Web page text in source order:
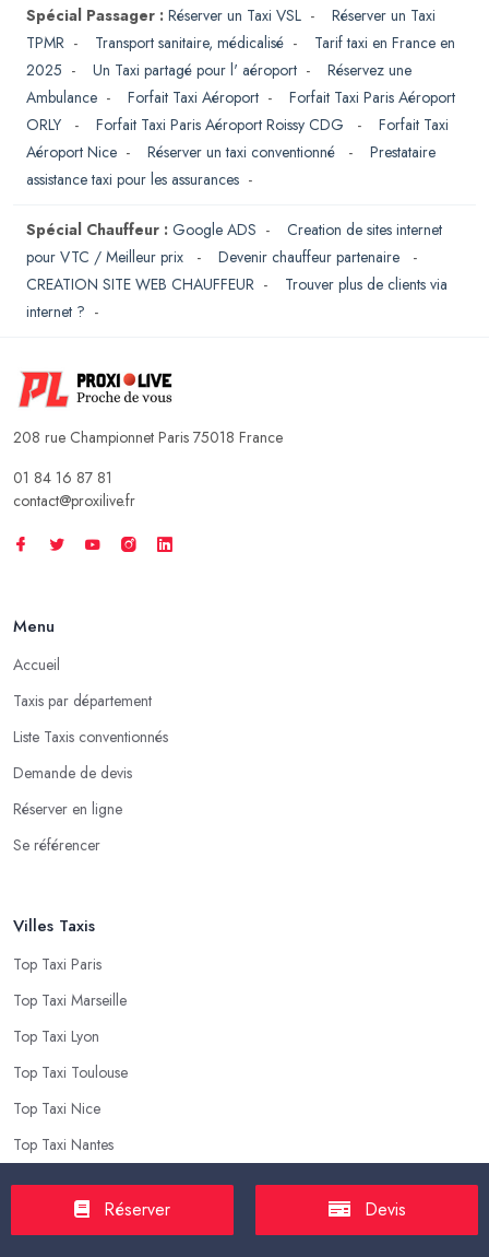
Spécial Passager : Réserver un Taxi VSL - Réserver un Taxi
TPMR - Transport sanitaire, médicalisé - Tarif taxi en France en
2025 - Un Taxi partagé pour l' aéroport - Réservez une
Ambulance - Forfait Taxi Aéroport - Forfait Taxi Paris Aéroport
ORLY
- Forfait Taxi Paris Aéroport Roissy CDG - Forfait Taxi
Aéroport Nice - Réserver un taxi conventionné - Prestataire
assistance taxi pour les assurances -
Spécial Chauffeur : Google ADS - Creation de sites internet
pour VTC / Meilleur prix
- Devenir chauffeur partenaire
-
CREATION SITE WEB CHAUFFEUR - Trouver plus de clients via
internet ? -
208 rue Championnet Paris 75018 France
01 84 16 87 81
contact@proxilive.fr
Menu
Accueil
Taxis par département
Liste Taxis conventionnés
Demande de devis
Réserver en ligne
Se référencer
Villes Taxis
Top Taxi Paris
Top Taxi Marseille
Top Taxi Lyon
Top Taxi Toulouse
Top Taxi Nice
Top Taxi Nantes
Top Taxis
Réserver Devis